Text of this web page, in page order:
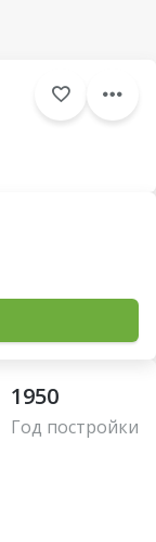
1950
Год постройки